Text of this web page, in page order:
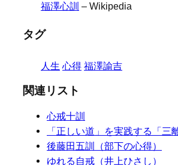
福澤心訓 – Wikipedia
タグ
人生 心得 福澤諭吉
関連リスト
心戒十訓
「正しい道」を実践する「三
後藤田五訓（部下の心得）
ゆれる自戒（井上ひさし）